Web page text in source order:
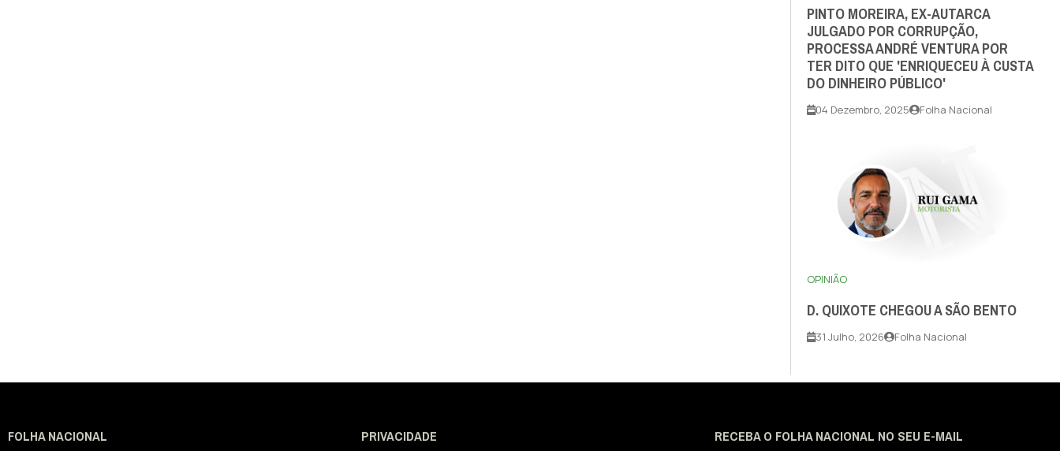
PINTO MOREIRA, EX-AUTARCA
JULGADO POR CORRUPÇÃO,
PROCESSA ANDRÉ VENTURA POR
TER DITO QUE 'ENRIQUECEU À CUSTA
DO DINHEIRO PÚBLICO'
04 Dezembro, 2025 Folha Nacional
OPINIÃO
D. QUIXOTE CHEGOU A SÃO BENTO
31 Julho, 2026 Folha Nacional
FOLHA NACIONAL PRIVACIDADE RECEBA O FOLHA NACIONAL NO SEU E-MAIL